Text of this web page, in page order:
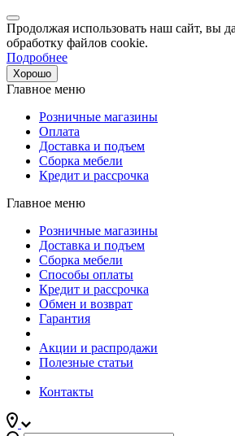
Продолжая использовать наш сайт, вы
обработку файлов cookie.
Подробнее
Хорошо
Главное меню
Розничные магазины
Оплата
Доставка и подъем
Сборка мебели
Кредит и рассрочка
Главное меню
Розничные магазины
Доставка и подъем
Сборка мебели
Способы оплаты
Кредит и рассрочка
Обмен и возврат
Гарантия
Акции и распродажи
Полезные статьи
Контакты